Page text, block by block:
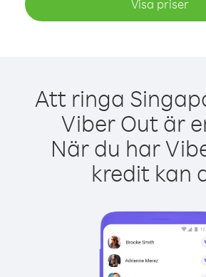
Visa priser
Att ringa
Viber Out är
När du har
kredit kan